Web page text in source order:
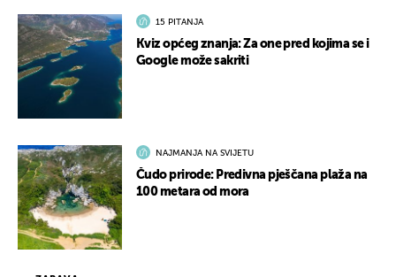
15 PITANJA
Kviz općeg znanja: Za one pred kojima se i
Google može sakriti
NAJMANJA NA SVIJETU
Čudo prirode: Predivna pješčana plaža na
100 metara od mora